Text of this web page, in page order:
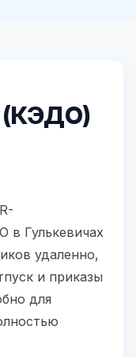
в Гулькевичах
удаленно,
и приказы
для